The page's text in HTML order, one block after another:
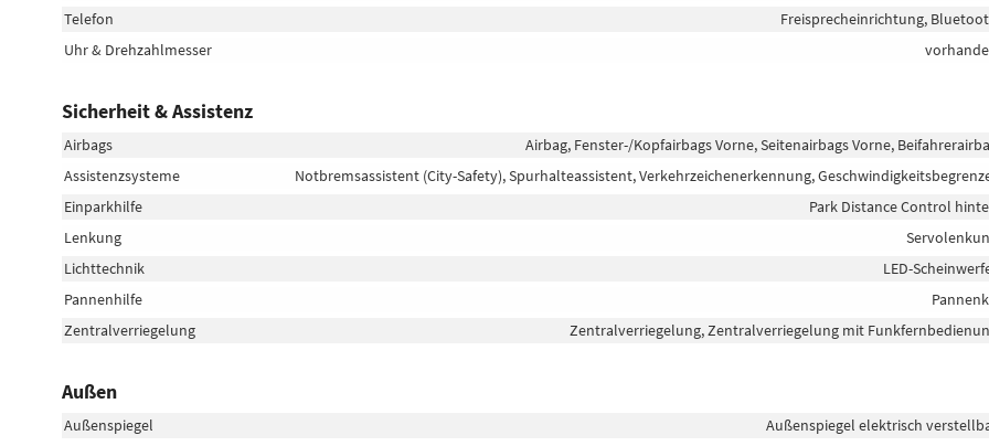
Telefon
Freisprecheinrichtung,
Uhr & Drehzahlmesser
Sicherheit & Assistenz
Airbags
Airbag, Fenster-/Kopfairbags Vorne, Seitenairbags Vorne,
Assistenzsysteme
Notbremsassistent (City-Safety), Spurhalteassistent, Verkehrzeichenerkennung,
Einparkhilfe
Park Distance Control
Lenkung
Lichttechnik
LED-
Pannenhilfe
Zentralverriegelung
Zentralverriegelung, Zentralverriegelung mit
Außen
Außenspiegel Außenspiegel elektrisch